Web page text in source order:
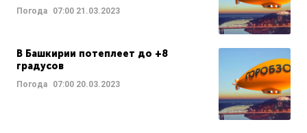
Погода 07:00 21.03.2023
В Башкирии потеплеет до +8
градусов
Погода 07:00 20.03.2023